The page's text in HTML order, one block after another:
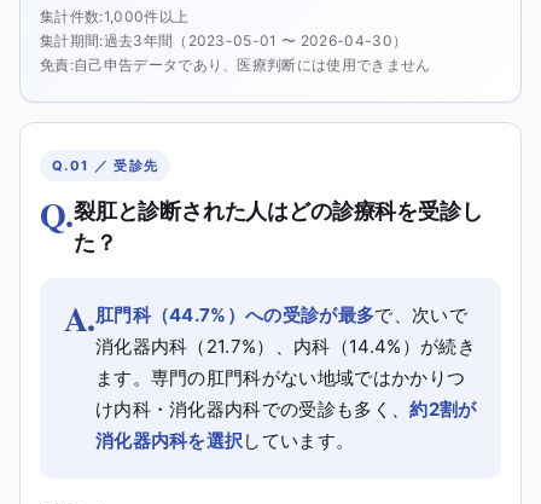
集計件数 1,000件以上
集計期間 過去3年間 （ 2023-05-01 〜 2026-04-30 ）
免責 自己申告データであり、医療判断には使用できません
Q.01 ／ 受診先
Q.裂肛と診断された人はどの診療科を受診し
た？
A.肛門科（44.7%）への受診が最多で、次いで
消化器内科（21.7%）、内科（14.4%）が続き
ます。専門の肛門科がない地域ではかかりつ
け内科・消化器内科での受診も多く、約2割が
消化器内科を選択しています。